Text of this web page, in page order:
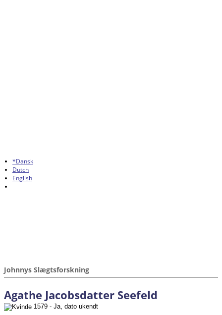
*Dansk
Dutch
English
Johnnys Slægtsforskning
Agathe Jacobsdatter Seefeld
1579 - Ja, dato ukendt